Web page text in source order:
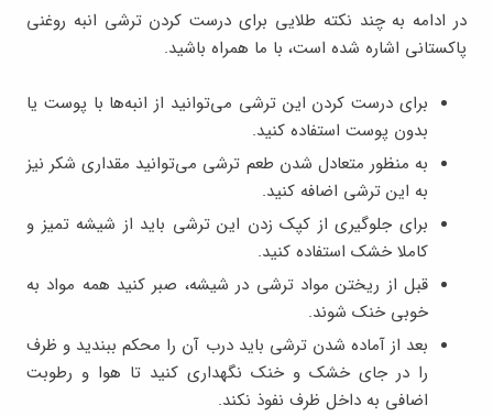
در ادامه به چند نکته طلایی برای درست کردن ترشی انبه روغنی
پاکستانی اشاره شده است، با ما همراه باشید.
برای درست کردن این ترشی می‌توانید از انبه‌ها با پوست یا
بدون پوست استفاده کنید.
به منظور متعادل شدن طعم ترشی می‌توانید مقداری شکر نیز
به این ترشی اضافه کنید.
برای جلوگیری از کپک زدن این ترشی باید از شیشه تمیز و
کاملا خشک استفاده کنید.
قبل از ریختن مواد ترشی در شیشه، صبر کنید همه مواد به
خوبی خنک شوند.
بعد از آماده شدن ترشی باید درب آن را محکم ببندید و ظرف
را در جای خشک و خنک نگهداری کنید تا هوا و رطوبت
اضافی به داخل ظرف نفوذ نکند.